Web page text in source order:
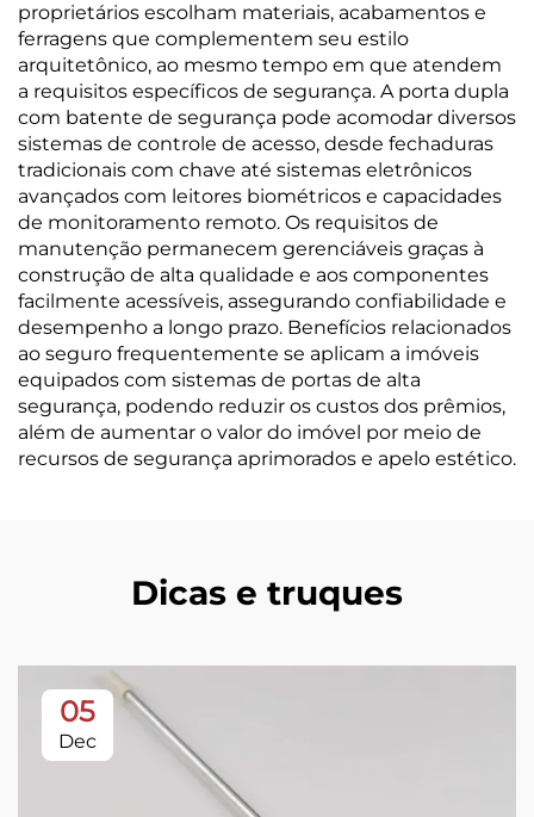
proprietários escolham materiais, acabamentos e
ferragens que complementem seu estilo
arquitetônico, ao mesmo tempo em que atendem
a requisitos específicos de segurança. A porta dupla
com batente de segurança pode acomodar diversos
sistemas de controle de acesso, desde fechaduras
tradicionais com chave até sistemas eletrônicos
avançados com leitores biométricos e capacidades
de monitoramento remoto. Os requisitos de
manutenção permanecem gerenciáveis graças à
construção de alta qualidade e aos componentes
facilmente acessíveis, assegurando confiabilidade e
desempenho a longo prazo. Benefícios relacionados
ao seguro frequentemente se aplicam a imóveis
equipados com sistemas de portas de alta
segurança, podendo reduzir os custos dos prêmios,
além de aumentar o valor do imóvel por meio de
recursos de segurança aprimorados e apelo estético.
Dicas e truques
05
Dec